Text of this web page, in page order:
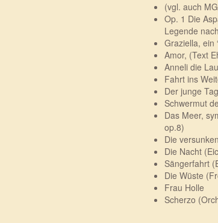
(vgl. auch
Op. 1 Die
Legende
Graziella, ein
Amor, (Text
Anneli die
Fahrt ins
Der junge
Schwermut
Das Meer,
op.8)
Die
Die Nacht
Sängerfahrt
Die Wüste
Frau Holle
Scherzo